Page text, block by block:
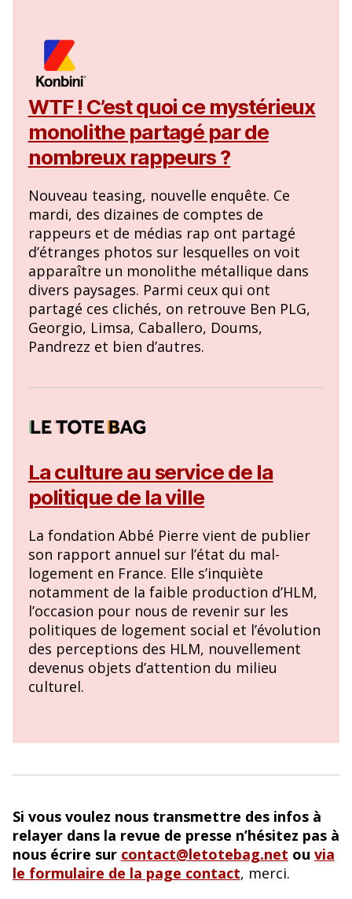
WTF ! C’est quoi ce mystérieux
monolithe partagé par de
nombreux rappeurs ?
Nouveau teasing, nouvelle enquête. Ce
mardi, des dizaines de comptes de
rappeurs et de médias rap ont partagé
d’étranges photos sur lesquelles on voit
apparaître un monolithe métallique dans
divers paysages. Parmi ceux qui ont
partagé ces clichés, on retrouve Ben PLG,
Georgio, Limsa, Caballero, Doums,
Pandrezz et bien d’autres.
La culture au service de la
politique de la ville
La fondation Abbé Pierre vient de publier
son rapport annuel sur l’état du mal-
logement en France. Elle s’inquiète
notamment de la faible production d’HLM,
l’occasion pour nous de revenir sur les
politiques de logement social et l’évolution
des perceptions des HLM, nouvellement
devenus objets d’attention du milieu
culturel.
Si vous voulez nous transmettre des infos à
relayer dans la revue de presse n’hésitez pas à
nous écrire sur contact@letotebag.net ou via
le formulaire de la page contact, merci.